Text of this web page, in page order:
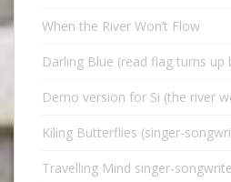
When the River Won’t Flow
Darling Blue (read flag turns up
Demo version for Si (the river
Kiling Butterflies (singer-
Travelling Mind singer-